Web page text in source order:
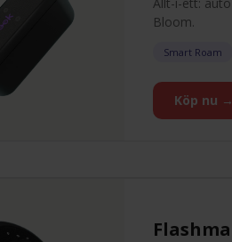
Bloom.
Smart Roam
Köp nu →